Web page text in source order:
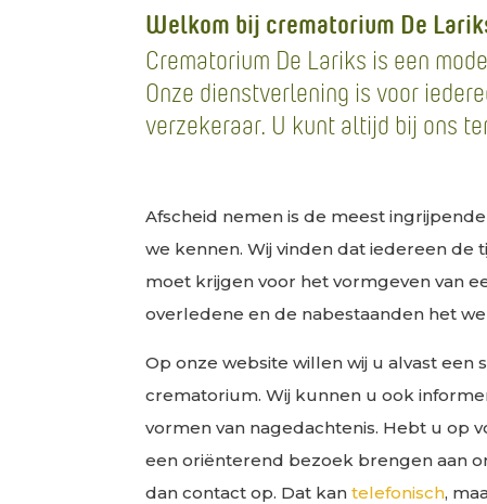
Welkom bij crematorium De
Crematorium De Lariks is een
Onze dienstverlening is voor
verzekeraar. U kunt altijd bij ons
Afscheid nemen is de meest
we kennen. Wij vinden dat iedereen de
moet krijgen voor het vormgeven van
overledene en de nabestaanden het
Op onze website willen wij u alvast een
crematorium. Wij kunnen u ook
vormen van nagedachtenis. Hebt u op
een oriënterend bezoek brengen aan
dan contact op. Dat kantelefonisch,